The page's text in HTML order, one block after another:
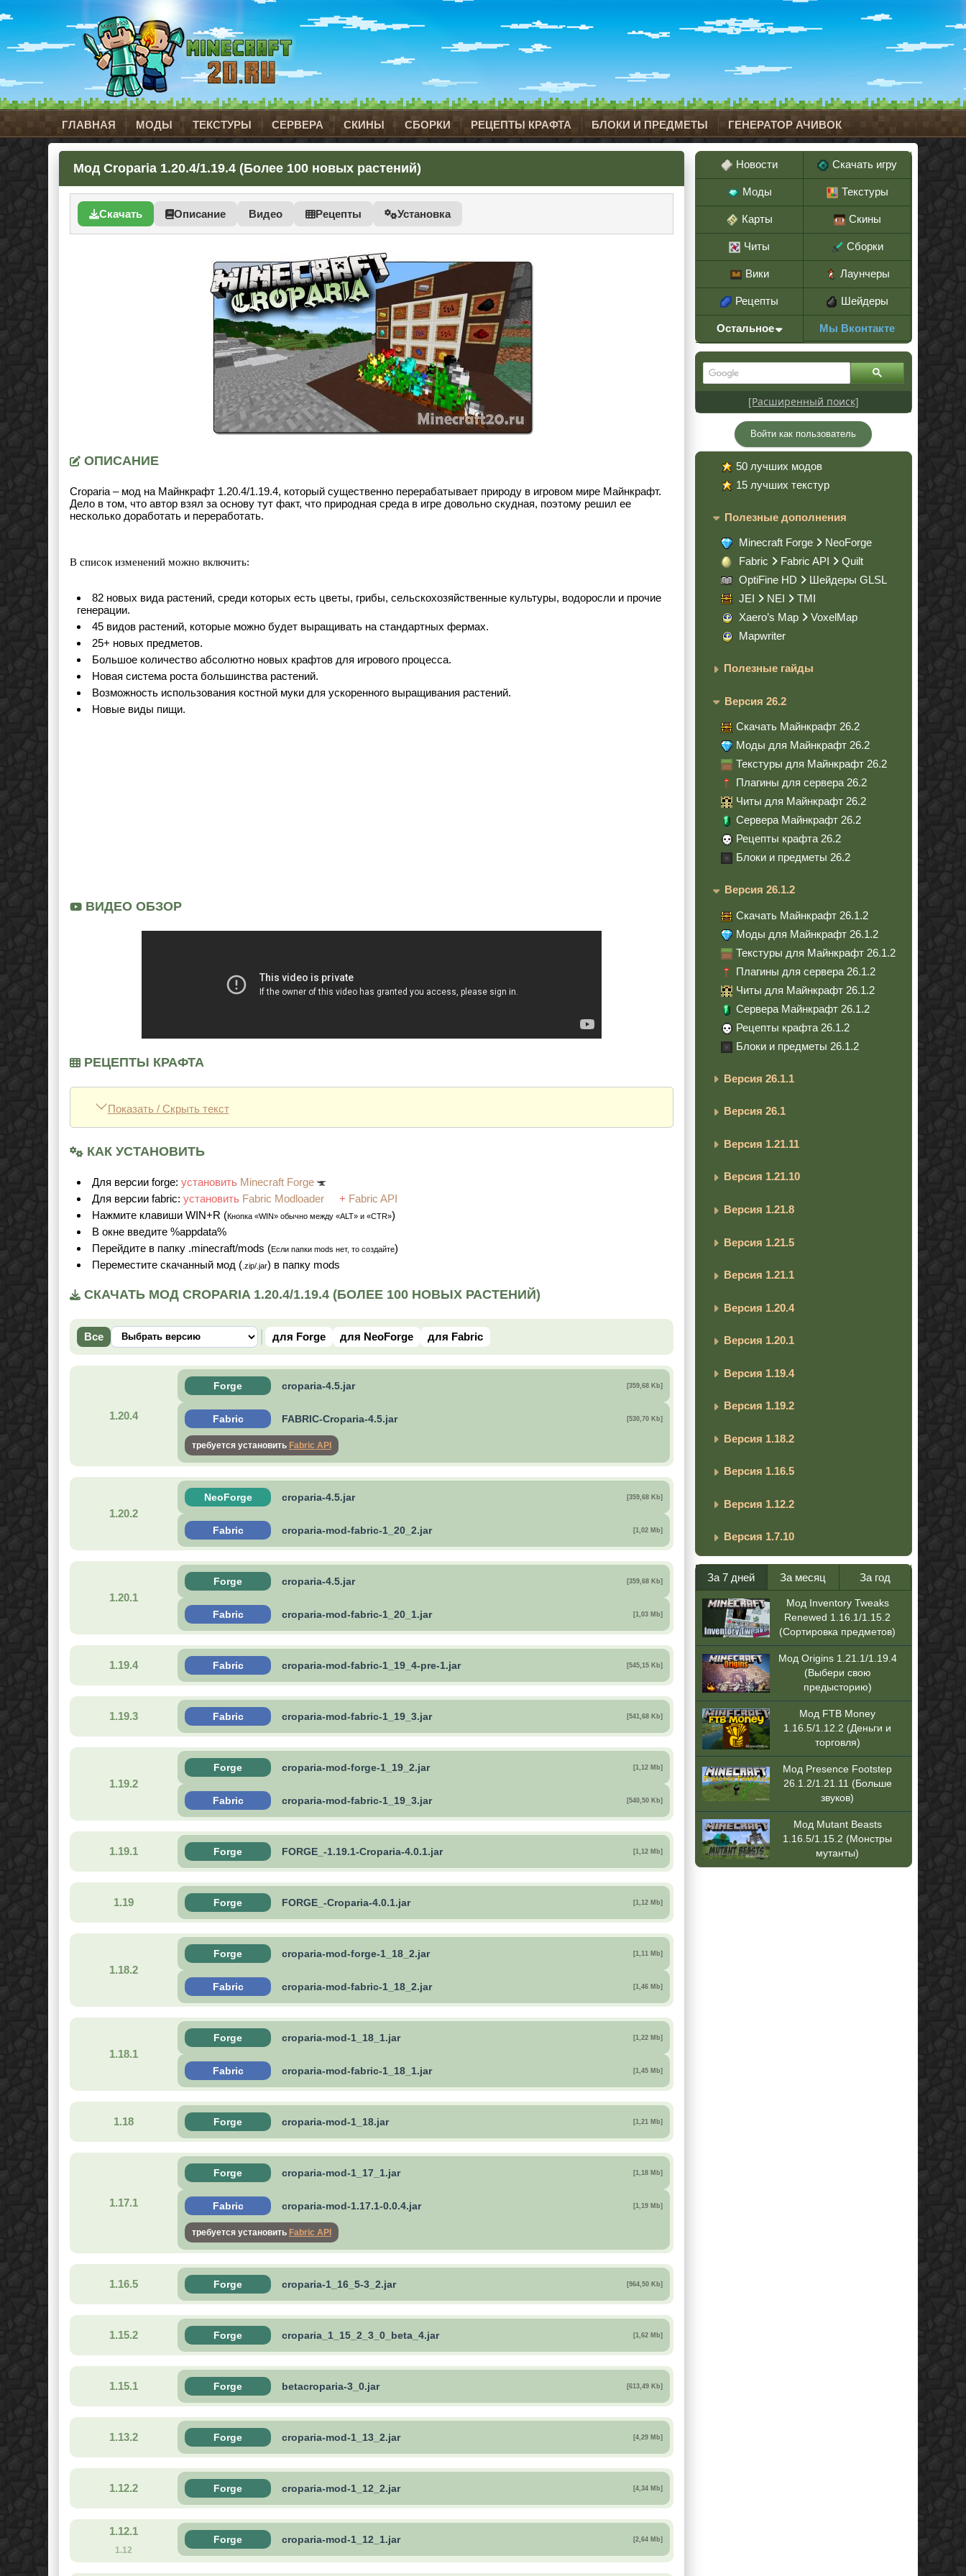
ГЛАВНАЯ МОДЫ ТЕКСТУРЫ СЕРВЕРА СКИНЫ СБОРКИ РЕЦЕПТЫ КРАФТА БЛОКИ И ПРЕДМЕТЫ ГЕНЕРАТОР АЧИВОК
Мод Croparia 1.20.4/1.19.4 (Более 100 новых растений)
Скачать Описание Видео Рецепты Установка
ОПИСАНИЕ
Croparia – мод на Майнкрафт 1.20.4/1.19.4, который существенно перерабатывает природу в игровом мире Майнкрафт.
Дело в том, что автор взял за основу тут факт, что природная среда в игре довольно скудная, поэтому решил ее
несколько доработать и переработать.
В список изменений можно включить:
82 новых вида растений, среди которых есть цветы, грибы, сельскохозяйственные культуры, водоросли и прочие
генерации.
45 видов растений, которые можно будет выращивать на стандартных фермах.
25+ новых предметов.
Большое количество абсолютно новых крафтов для игрового процесса.
Новая система роста большинства растений.
Возможность использования костной муки для ускоренного выращивания растений.
Новые виды пищи.
ВИДЕО ОБЗОР
РЕЦЕПТЫ КРАФТА
Показать / Скрыть текст
КАК УСТАНОВИТЬ
Для версии forge: установить Minecraft Forge
Для версии fabric: установить Fabric Modloader + Fabric API
Нажмите клавиши WIN+R (Кнопка «WIN» обычно между «ALT» и «CTR»)
В окне введите %appdata%
Перейдите в папку .minecraft/mods (Если папки mods нет, то создайте)
Переместите скачанный мод ( .zip/.jar) в папку mods
СКАЧАТЬ МОД CROPARIA 1.20.4/1.19.4 (БОЛЕЕ 100 НОВЫХ РАСТЕНИЙ)
Все для Forge для NeoForge для Fabric
1.20.4
Forge croparia-4.5.jar [359,68 Kb]
Fabric FABRIC-Croparia-4.5.jar [530,70 Kb]
требуется установить Fabric API
1.20.2
NeoForge croparia-4.5.jar [359,68 Kb]
Fabric croparia-mod-fabric-1_20_2.jar [1,02 Mb]
1.20.1
Forge croparia-4.5.jar [359,68 Kb]
Fabric croparia-mod-fabric-1_20_1.jar [1,03 Mb]
1.19.4 Fabric croparia-mod-fabric-1_19_4-pre-1.jar [545,15 Kb]
1.19.3 Fabric croparia-mod-fabric-1_19_3.jar [541,68 Kb]
1.19.2
Forge croparia-mod-forge-1_19_2.jar [1,12 Mb]
Fabric croparia-mod-fabric-1_19_3.jar [540,50 Kb]
1.19.1 Forge FORGE_-1.19.1-Croparia-4.0.1.jar [1,12 Mb]
1.19 Forge FORGE_-Croparia-4.0.1.jar [1,12 Mb]
1.18.2
Forge croparia-mod-forge-1_18_2.jar [1,11 Mb]
Fabric croparia-mod-fabric-1_18_2.jar [1,46 Mb]
1.18.1
Forge croparia-mod-1_18_1.jar [1,22 Mb]
Fabric croparia-mod-fabric-1_18_1.jar [1,45 Mb]
1.18 Forge croparia-mod-1_18.jar [1,21 Mb]
1.17.1
Forge croparia-mod-1_17_1.jar [1,18 Mb]
Fabric croparia-mod-1.17.1-0.0.4.jar [1,19 Mb]
требуется установить Fabric API
1.16.5 Forge croparia-1_16_5-3_2.jar [964,50 Kb]
1.15.2 Forge croparia_1_15_2_3_0_beta_4.jar [1,62 Mb]
1.15.1 Forge betacroparia-3_0.jar [613,49 Kb]
1.13.2 Forge croparia-mod-1_13_2.jar [4,29 Mb]
1.12.2 Forge croparia-mod-1_12_2.jar [4,34 Mb]
1.12.1
1.12
Forge croparia-mod-1_12_1.jar [2,64 Mb]
Новости Скачать игру
Моды Текстуры
Карты Скины
Читы Сборки
Вики Лаунчеры
Рецепты Шейдеры
Остальное Мы Вконтакте
[Расширенный поиск]
Войти как пользователь
50 лучших модов
15 лучших текстур
Полезные дополнения
Minecraft Forge
NeoForge
Fabric
Fabric API
Quilt
OptiFine HD
Шейдеры GLSL
JEI
NEI
TMI
Xaero’s Map
VoxelMap
Mapwriter
Полезные гайды
Версия 26.2
Скачать Майнкрафт 26.2
Моды для Майнкрафт 26.2
Текстуры для Майнкрафт 26.2
Плагины для сервера 26.2
Читы для Майнкрафт 26.2
Сервера Майнкрафт 26.2
Рецепты крафта 26.2
Блоки и предметы 26.2
Версия 26.1.2
Скачать Майнкрафт 26.1.2
Моды для Майнкрафт 26.1.2
Текстуры для Майнкрафт 26.1.2
Плагины для сервера 26.1.2
Читы для Майнкрафт 26.1.2
Сервера Майнкрафт 26.1.2
Рецепты крафта 26.1.2
Блоки и предметы 26.1.2
Версия 26.1.1
Версия 26.1
Версия 1.21.11
Версия 1.21.10
Версия 1.21.8
Версия 1.21.5
Версия 1.21.1
Версия 1.20.4
Версия 1.20.1
Версия 1.19.4
Версия 1.19.2
Версия 1.18.2
Версия 1.16.5
Версия 1.12.2
Версия 1.7.10
За 7 дней За месяц За год
Мод Inventory Tweaks
Renewed 1.16.1/1.15.2
(Сортировка предметов)
Мод Origins 1.21.1/1.19.4
(Выбери свою
предысторию)
Мод FTB Money
1.16.5/1.12.2 (Деньги и
торговля)
Мод Presence Footstep
26.1.2/1.21.11 (Больше
звуков)
Мод Mutant Beasts
1.16.5/1.15.2 (Монстры
мутанты)